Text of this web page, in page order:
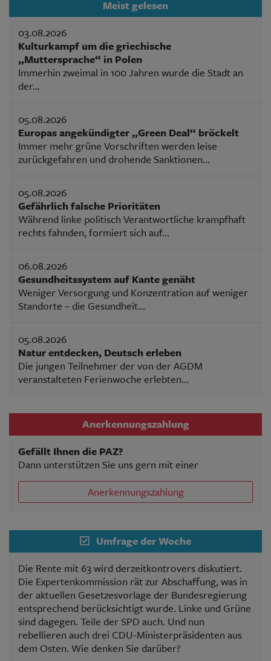
Meist gelesen
03.08.2026
Kulturkampf um die griechische
„Muttersprache“ in Polen
Immerhin zweimal in 100 Jahren wurde die Stadt an
der...
05.08.2026
Europas angekündigter „Green Deal“ bröckelt
Immer mehr grüne Vorschriften werden leise
zurückgefahren und drohende Sanktionen...
05.08.2026
Gefährlich falsche Prioritäten
Während linke politisch Verantwortliche krampfhaft
rechts fahnden, formiert sich auf...
06.08.2026
Gesundheitssystem auf Kante genäht
Weniger Versorgung und Konzentration auf weniger
Standorte – die Gesundheit...
05.08.2026
Natur entdecken, Deutsch erleben
Die jungen Teilnehmer der von der AGDM
veranstalteten Ferienwoche erlebten...
Anerkennungszahlung
Gefällt Ihnen die PAZ?
Dann unterstützen Sie uns gern mit einer
Anerkennungszahlung
Umfrage der Woche
Die Rente mit 63 wird derzeitkontrovers diskutiert.
Die Expertenkommission rät zur Abschaffung, was in
der aktuellen Gesetzesvorlage der Bundesregierung
entsprechend berücksichtigt wurde. Linke und Grüne
sind dagegen. Teile der SPD auch. Und nun
rebellieren auch drei CDU-Ministerpräsidenten aus
dem Osten. Wie denken Sie darüber?